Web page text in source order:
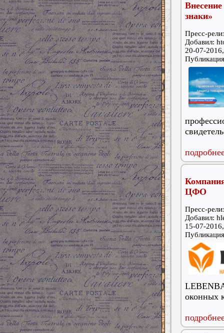
знаки»
Пресс-
Добавил:
20-07-
ЦФО
Пресс-
Добавил:
15-07-
оконных